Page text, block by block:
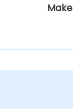
Make